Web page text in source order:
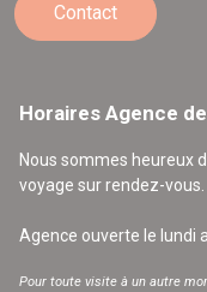
Contact
Horaires Agence
Nous sommes heureux
voyage sur rendez-vous.
Agence ouverte le lundi
Pour toute visite à un autre